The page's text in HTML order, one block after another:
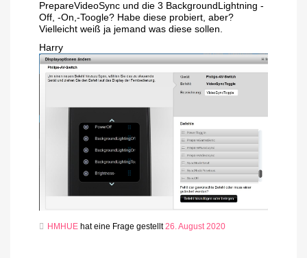
PrepareVideoSync und die 3 BackgroundLightning -
Off, -On,-Toogle? Habe diese probiert, aber?
Vielleicht weiß ja jemand was diese sollen.
Harry
HMHUE hat eine Frage gestellt26. August 2020